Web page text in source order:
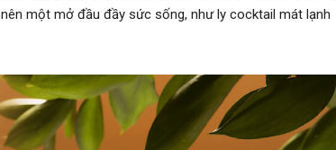
một mở đầu đầy sức sống, như ly cocktail mát lạnh